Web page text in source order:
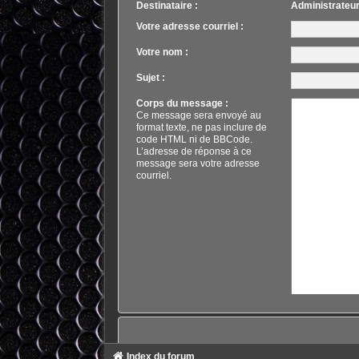
Destinataire :
Administrateur
Votre adresse courriel :
Votre nom :
Sujet :
Corps du message :
Ce message sera envoyé au
format texte, ne pas inclure de
code HTML ni de BBCode.
L’adresse de réponse à ce
message sera votre adresse
courriel.